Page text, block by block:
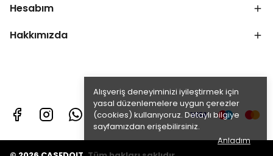
Alışveriş deneyiminizi iyileştirmek için
yasal düzenlemelere uygun çerezler
(cookies) kullanıyoruz. Detaylı bilgiye
sayfamızdan erişebilirsiniz.
Anladım
Hesabım
Hakkımızda